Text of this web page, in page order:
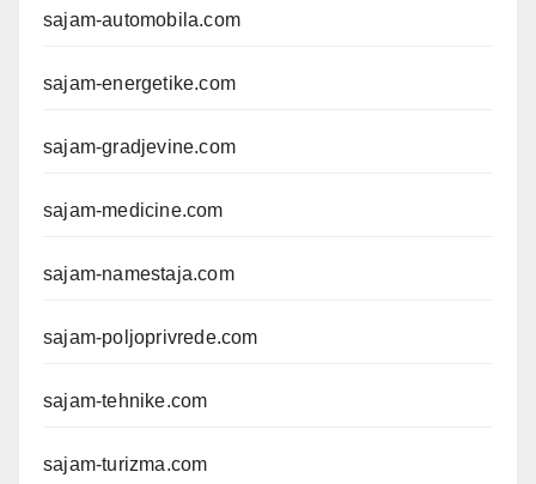
sajam-automobila.com
sajam-energetike.com
sajam-gradjevine.com
sajam-medicine.com
sajam-namestaja.com
sajam-poljoprivrede.com
sajam-tehnike.com
sajam-turizma.com